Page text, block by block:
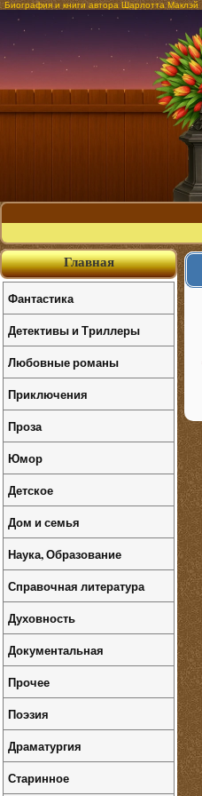
Биография и книги автора Шарлотта Маклэй
Главная
Фантастика
Детективы и Триллеры
Любовные романы
Приключения
Проза
Юмор
Детское
Дом и семья
Наука, Образование
Справочная литература
Духовность
Документальная
Прочее
Поэзия
Драматургия
Старинное